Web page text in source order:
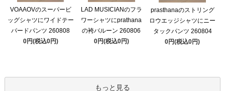
VOAAOVのスーパービ
ッグシャツにワイドテー
パードパンツ 260808
0円(税込0円)
LAD MUSICIANのフラ
ワーシャツにprathana
の袴バルーン 260806
0円(税込0円)
prasthanaのストリング
ロウエッジシャツにニー
タックパンツ 260804
0円(税込0円)
もっと見る